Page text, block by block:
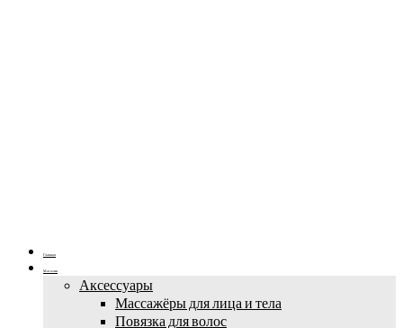
Главная
Магазин
Аксессуары
Массажёры для лица и тела
Повязка для волос